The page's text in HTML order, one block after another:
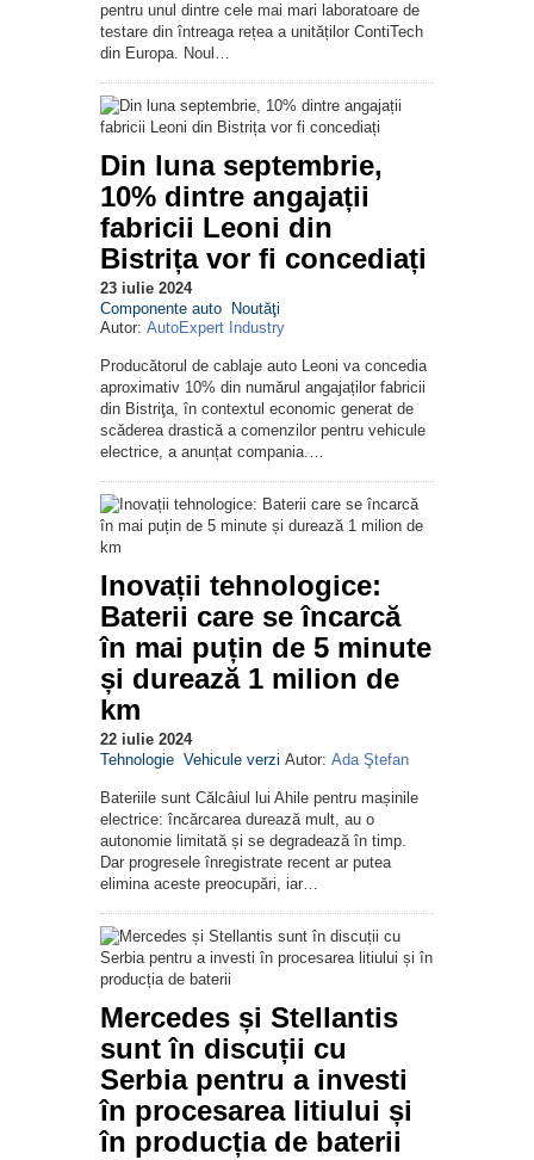
pentru unul dintre cele mai mari laboratoare de
testare din întreaga rețea a unităților ContiTech
din Europa. Noul…
Din luna septembrie,
10% dintre angajații
fabricii Leoni din
Bistrița vor fi concediați
23 iulie 2024
Componente auto
Noutăţi
Autor: AutoExpert Industry
Producătorul de cablaje auto Leoni va concedia
aproximativ 10% din numărul angajaților fabricii
din Bistriţa, în contextul economic generat de
scăderea drastică a comenzilor pentru vehicule
electrice, a anunțat compania.…
Inovații tehnologice:
Baterii care se încarcă
în mai puțin de 5 minute
și durează 1 milion de
km
22 iulie 2024
Tehnologie Vehicule verzi Autor: Ada Ştefan
Bateriile sunt Călcâiul lui Ahile pentru mașinile
electrice: încărcarea durează mult, au o
autonomie limitată și se degradează în timp.
Dar progresele înregistrate recent ar putea
elimina aceste preocupări, iar…
Mercedes și Stellantis
sunt în discuții cu
Serbia pentru a investi
în procesarea litiului și
în producția de baterii